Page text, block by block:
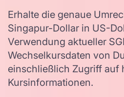
Erhalte die genaue
Singapur-Dollar in US-
Verwendung aktueller
Wechselkursdaten von
einschließlich Zugriff auf
Kursinformationen.